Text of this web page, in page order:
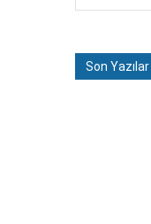
Son Yazılar